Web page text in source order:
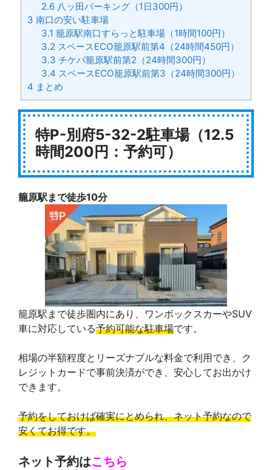
2.6八ッ田パーキング（1日300円）
3 南口の安い駐車場
3.1 籠原駅南口すらっと駐車場（1時間100円）
3.2 スペースECO籠原駅前第4（24時間450円）
3.3 チケパ籠原駅前第2（24時間300円）
3.4 スペースECO籠原駅前第3（24時間300円）
4 まとめ
特P-別府5-32-2駐車場（12.5
時間200円：予約可）
籠原駅まで徒歩10分
籠原駅まで徒歩圏内にあり、ワンボックスカーやSUV
車に対応している予約可能な駐車場です。
相場の半額程度とリーズナブルな料金で利用でき、ク
レジットカードで事前決済ができ、安心してお出かけ
できます。
予約をしておけば確実にとめられ、ネット予約なので
安くてお得です。
ネット予約はこちら